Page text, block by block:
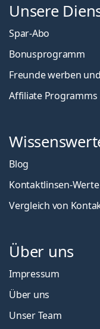
Unsere
Spar-Abo
Bonusprogramm
Freunde werben
Affiliate Programms
Blog
Kontaktlinsen-Werte
Vergleich von
Über uns
Impressum
Über uns
Unser Team